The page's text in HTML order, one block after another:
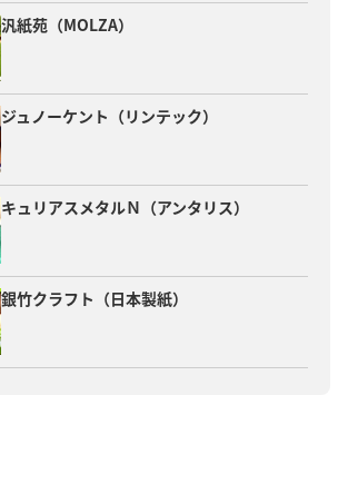
汎紙苑（MOLZA）
ジュノーケント（リンテック）
キュリアスメタルＮ（アンタリス）
銀竹クラフト（日本製紙）